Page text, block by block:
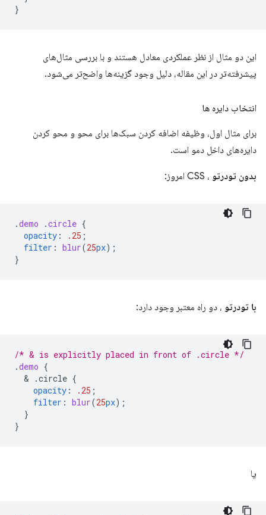
}
این دو مثال از نظر عملکردی معادل هستند و با بررسی مثال‌های
پیشرفته‌تر در این مقاله، دلیل وجود گزینه‌ها واضح‌تر می‌شود.
انتخاب دایره ها
برای مثال اول، وظیفه اضافه کردن سبک‌ها برای محو و محو کردن
دایره‌های داخل دمو است.
بدون تودرتو ، CSS امروز:
.demo .circle {
opacity : .25 ;
filter : blur(25px);
}
با تودرتو ، دو راه معتبر وجود دارد:
/* & is explicitly placed in front of .circle */
.demo {
  &
.circle {
opacity : .25 ;
filter : blur(25px);
}
}
یا